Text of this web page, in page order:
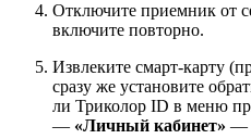
Отключите приемник от
включите повторно.
Извлеките смарт-карту
сразу же установите
ли Триколор ID в меню
— «Личный кабинет» —